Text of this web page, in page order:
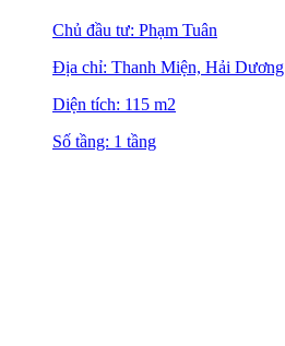
Chủ đầu tư: Phạm Tuân
Địa chỉ: Thanh Miện, Hải Dương
Diện tích: 115 m2
Số tầng: 1 tầng